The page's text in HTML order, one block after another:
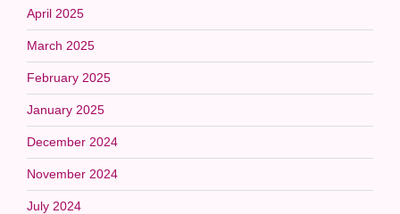
April 2025
March 2025
February 2025
January 2025
December 2024
November 2024
July 2024